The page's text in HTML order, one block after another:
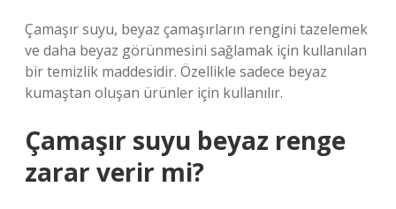
Çamaşır suyu, beyaz çamaşırların rengini tazelemek
ve daha beyaz görünmesini sağlamak için kullanılan
bir temizlik maddesidir. Özellikle sadece beyaz
kumaştan oluşan ürünler için kullanılır.
Çamaşır suyu beyaz renge
zarar verir mi?